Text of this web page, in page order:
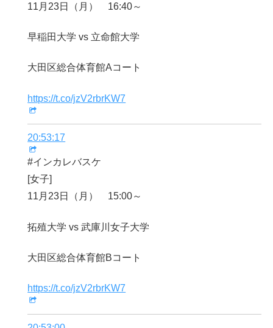
11月23日（月） 16:40～
早稲田大学 vs 立命館大学
大田区総合体育館Aコート
https://t.co/jzV2rbrKW7
20:53:17
#インカレバスケ
[女子]
11月23日（月） 15:00～
拓殖大学 vs 武庫川女子大学
大田区総合体育館Bコート
https://t.co/jzV2rbrKW7